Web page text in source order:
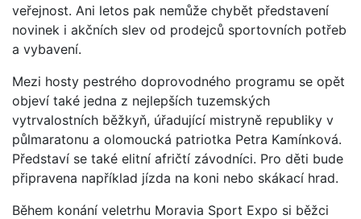
veřejnost. Ani letos pak nemůže chybět představení
novinek i akčních slev od prodejců sportovních potřeb
a vybavení.
Mezi hosty pestrého doprovodného programu se opět
objeví také jedna z nejlepších tuzemských
vytrvalostních běžkyň, úřadující mistryně republiky v
půlmaratonu a olomoucká patriotka Petra Kamínková.
Představí se také elitní afričtí závodníci. Pro děti bude
připravena například jízda na koni nebo skákací hrad.
Během konání veletrhu Moravia Sport Expo si běžci